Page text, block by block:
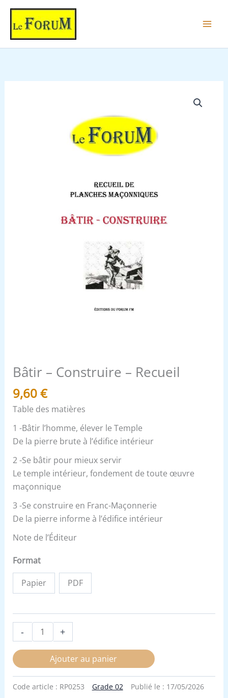
Aller
contenu
Bâtir – Construire – Recueil
9,60€
Table des matières
1 -Bâtir l’homme, élever le Temple
De la pierre brute à l’édifice intérieur
2 -Se bâtir pour mieux servir
Le temple intérieur, fondement de toute œuvre
maçonnique
3 -Se construire en Franc-Maçonnerie
De la pierre informe à l’édifice intérieur
Note de l’Éditeur
Format
Papier PDF
- +
Ajouter au panier
Code article : RP0253 Grade 02 Publié le : 17/05/2026